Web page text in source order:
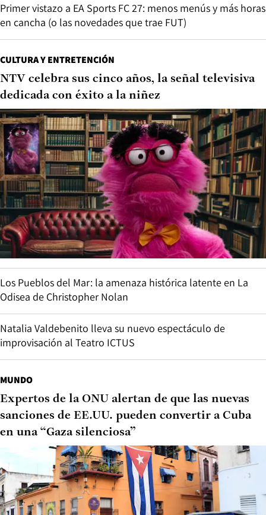
Primer vistazo a EA Sports FC 27: menos menús y más horas
en cancha (o las novedades que trae FUT)
CULTURA Y ENTRETENCIÓN
NTV celebra sus cinco años, la señal televisiva
dedicada con éxito a la niñez
Los Pueblos del Mar: la amenaza histórica latente en La
Odisea de Christopher Nolan
Natalia Valdebenito lleva su nuevo espectáculo de
improvisación al Teatro ICTUS
MUNDO
Expertos de la ONU alertan de que las nuevas
sanciones de EE.UU. pueden convertir a Cuba
en una “Gaza silenciosa”